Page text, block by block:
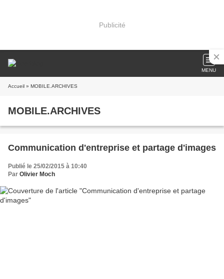
Publicité
MENU
Accueil » MOBILE.ARCHIVES
MOBILE.ARCHIVES
Communication d'entreprise et partage d'images
Publié le 25/02/2015 à 10:40
Par Olivier Moch